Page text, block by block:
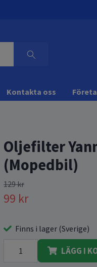
Kontakta oss
Oljefilter
(Mopedbil)
129 kr
99 kr
Finns i lager (Sverige)
LÄGG I